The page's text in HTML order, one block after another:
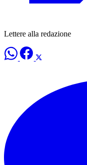
Lettere alla redazione